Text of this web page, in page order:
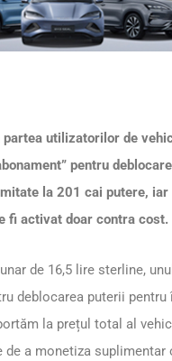
utilizatorilor de
pentru
la 201 cai putere,
fi activat doar contra cost.
de 16,5 lire sterline,
deblocarea puterii
la prețul total al
a monetiza